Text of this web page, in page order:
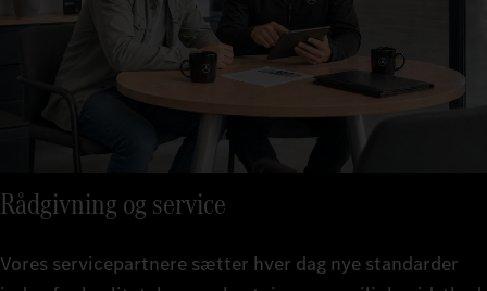
Rådgivning og service
Vores servicepartnere sætter hver dag nye standarder